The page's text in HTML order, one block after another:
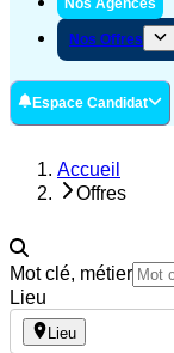
Nos Agences
Nos Offres
Espace Candidat
Accueil
Offres
Mot clé, métier
Lieu
Lieu